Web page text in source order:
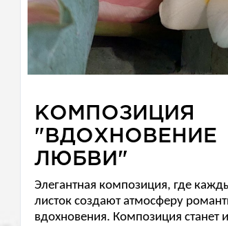
КОМПОЗИЦИЯ
"ВДОХНОВЕНИЕ
ЛЮБВИ"
Элегантная композиция, где
листок создают атмосферу
вдохновения. Композиция станет